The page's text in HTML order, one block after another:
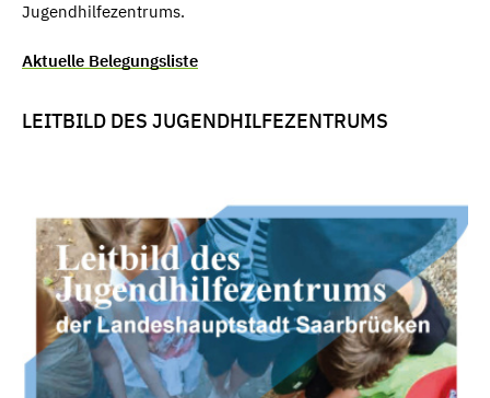
Jugendhilfezentrums.
Aktuelle Belegungsliste
LEITBILD DES JUGENDHILFEZENTRUMS